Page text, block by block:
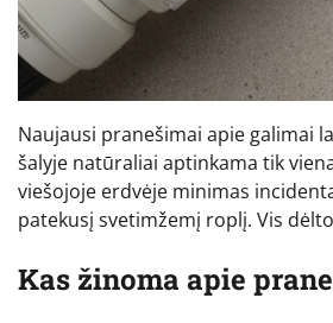
Naujausi pranešimai apie galimai
šalyje natūraliai aptinkama tik
viešojoje erdvėje minimas
patekusį svetimžemį roplį. Vis
Kas žinoma apie